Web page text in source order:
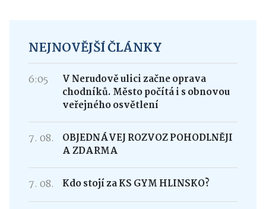
NEJNOVĚJŠÍ ČLÁNKY
6:05
V Nerudově ulici začne oprava
chodníků. Město počítá i s obnovou
veřejného osvětlení
7. 08.
OBJEDNÁVEJ ROZVOZ POHODLNĚJI
A ZDARMA
7. 08. Kdo stojí za KS GYM HLINSKO?